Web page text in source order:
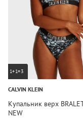
1+1=3
CALVIN KLEIN
Купальник верх
NEW